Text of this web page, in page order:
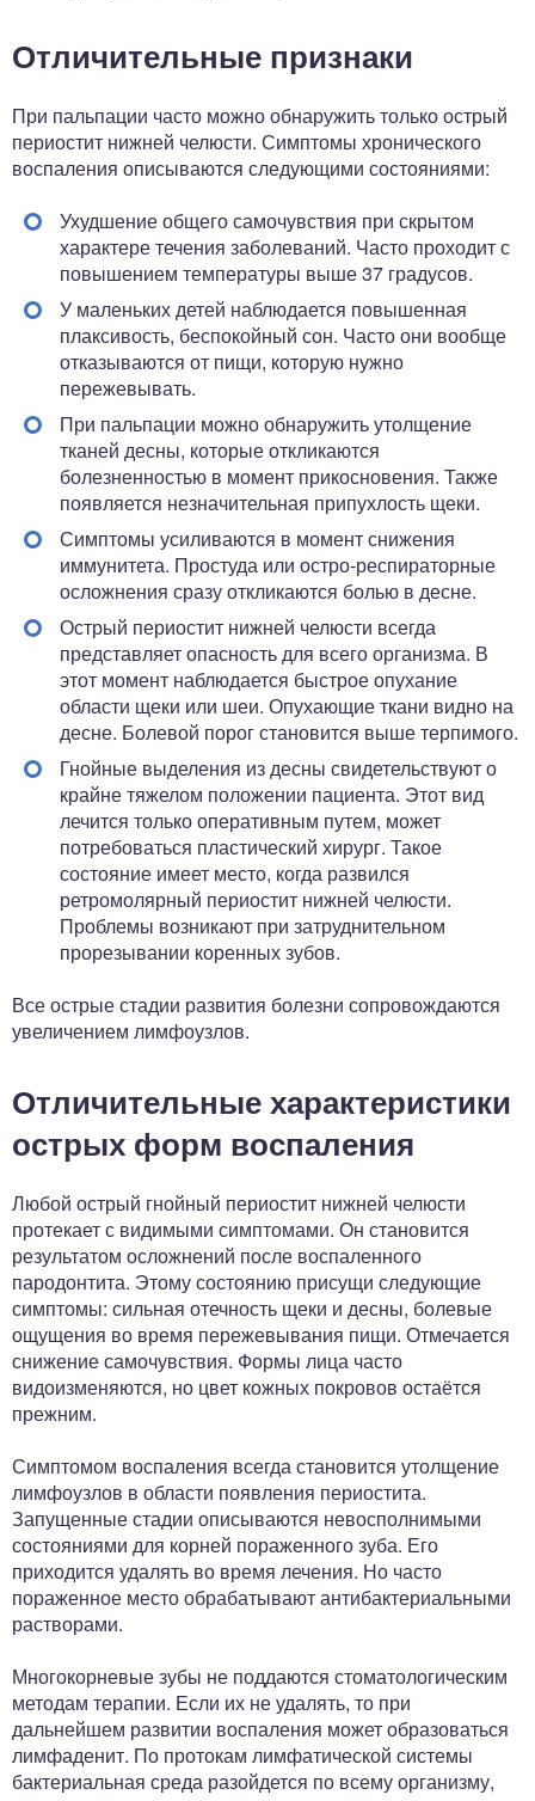
Отличительные признаки
При пальпации часто можно обнаружить только острый
периостит нижней челюсти. Симптомы хронического
воспаления описываются следующими состояниями:
Ухудшение общего самочувствия при скрытом
характере течения заболеваний. Часто проходит с
повышением температуры выше 37 градусов.
У маленьких детей наблюдается повышенная
плаксивость, беспокойный сон. Часто они вообще
отказываются от пищи, которую нужно
пережевывать.
При пальпации можно обнаружить утолщение
тканей десны, которые откликаются
болезненностью в момент прикосновения. Также
появляется незначительная припухлость щеки.
Симптомы усиливаются в момент снижения
иммунитета. Простуда или остро-респираторные
осложнения сразу откликаются болью в десне.
Острый периостит нижней челюсти всегда
представляет опасность для всего организма. В
этот момент наблюдается быстрое опухание
области щеки или шеи. Опухающие ткани видно на
десне. Болевой порог становится выше терпимого.
Гнойные выделения из десны свидетельствуют о
крайне тяжелом положении пациента. Этот вид
лечится только оперативным путем, может
потребоваться пластический хирург. Такое
состояние имеет место, когда развился
ретромолярный периостит нижней челюсти.
Проблемы возникают при затруднительном
прорезывании коренных зубов.
Все острые стадии развития болезни сопровождаются
увеличением лимфоузлов.
Отличительные характеристики
острых форм воспаления
Любой острый гнойный периостит нижней челюсти
протекает с видимыми симптомами. Он становится
результатом осложнений после воспаленного
пародонтита. Этому состоянию присущи следующие
симптомы: сильная отечность щеки и десны, болевые
ощущения во время пережевывания пищи. Отмечается
снижение самочувствия. Формы лица часто
видоизменяются, но цвет кожных покровов остаётся
прежним.
Симптомом воспаления всегда становится утолщение
лимфоузлов в области появления периостита.
Запущенные стадии описываются невосполнимыми
состояниями для корней пораженного зуба. Его
приходится удалять во время лечения. Но часто
пораженное место обрабатывают антибактериальными
растворами.
Многокорневые зубы не поддаются стоматологическим
методам терапии. Если их не удалять, то при
дальнейшем развитии воспаления может образоваться
лимфаденит. По протокам лимфатической системы
бактериальная среда разойдется по всему организму,